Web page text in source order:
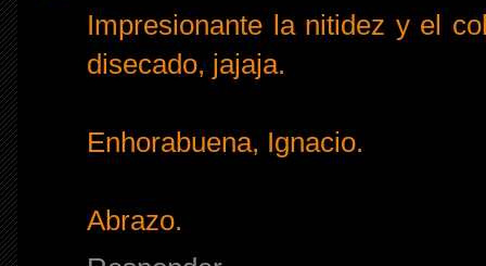
Impresionante la nitidez y el
disecado, jajaja.
Enhorabuena, Ignacio.
Abrazo.